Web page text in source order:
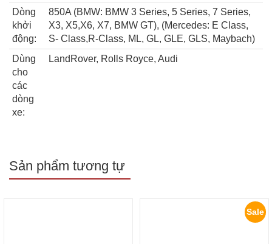
Dòng
khởi
động:
850A (BMW: BMW 3 Series, 5 Series, 7 Series,
X3, X5,X6, X7, BMW GT), (Mercedes: E Class,
S- Class,R-Class, ML, GL, GLE, GLS, Maybach)
Dùng
cho
các
dòng
xe:
LandRover, Rolls Royce, Audi
Sản phẩm tương tự
Sale